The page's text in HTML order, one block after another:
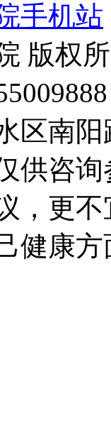
手机站
版权
区南阳
供咨
，更
健康